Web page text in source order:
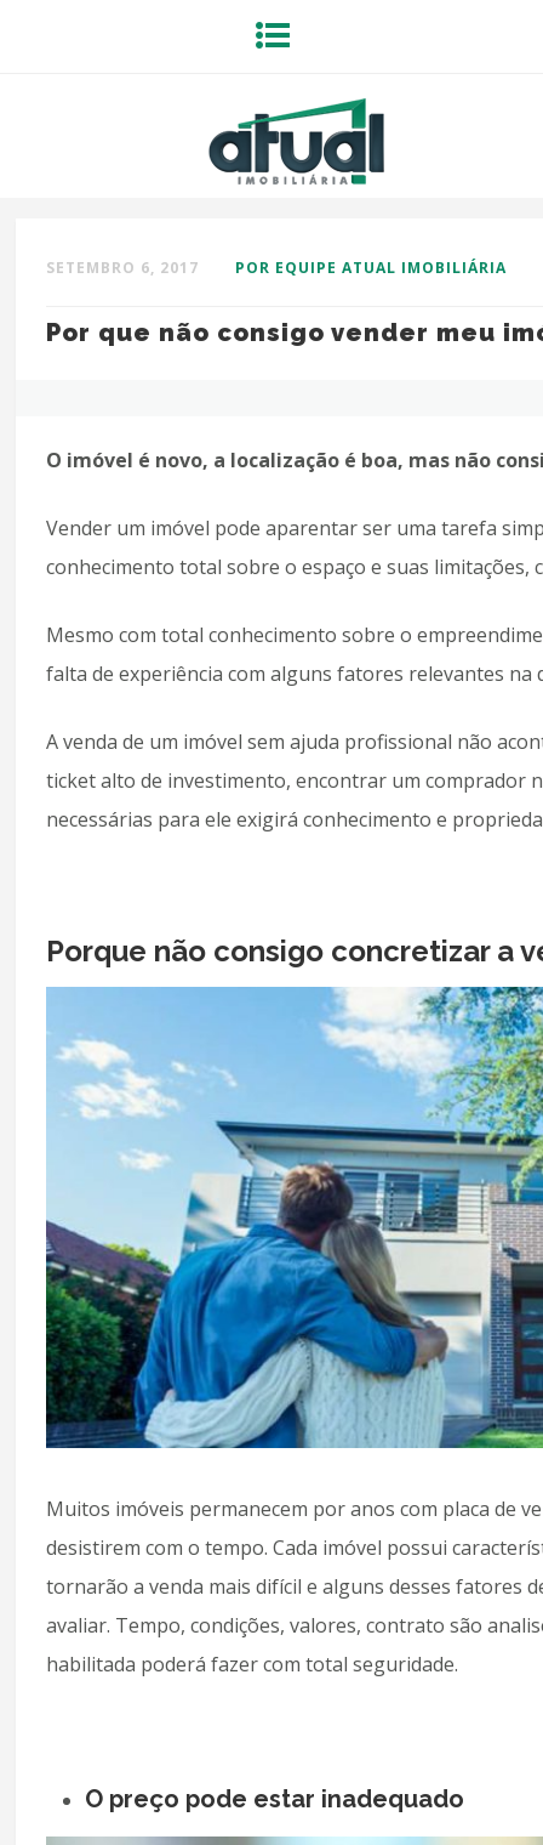
SETEMBRO 6, 2017 POR EQUIPE ATUAL IMOBILIÁRIA
Por que não consigo vender meu
O imóvel é novo, a localização é boa, mas não
Vender um imóvel pode aparentar ser uma tarefa
conhecimento total sobre o espaço e suas limitações,
Mesmo com total conhecimento sobre o
falta de experiência com alguns fatores relevantes na
A venda de um imóvel sem ajuda profissional não
ticket alto de investimento, encontrar um comprador
necessárias para ele exigirá conhecimento e
Porque não consigo concretizar a
Muitos imóveis permanecem por anos com placa de
desistirem com o tempo. Cada imóvel possui
tornarão a venda mais difícil e alguns desses fatores
avaliar. Tempo, condições, valores, contrato são
habilitada poderá fazer com total seguridade.
O preço pode estar inadequado